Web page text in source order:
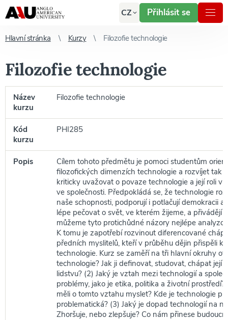
CZ Přihlásit se
Hlavní stránka Kurzy Filozofie technologie
Filozofie technologie
Název
kurzu
Filozofie technologie
Kód
kurzu
PHI285
Popis
Cílem tohoto předmětu je pomoci studentům
filozofických dimenzích technologie a rozvíjet tak
kriticky uvažovat o povaze technologie a její roli v
ve společnosti. Předpokládá se, že technologie
naše schopnosti, podporují i potlačují demokracii a
lépe pečovat o svět, ve kterém žijeme, a přivádějí
můžeme tyto protichůdné názory nejlépe
K tomu je zapotřebí rozvinout diferencované
předních myslitelů, kteří v průběhu dějin přispěli k
technologie. Kurz se zaměří na tři hlavní okruhy
technologie? Jak ji definovat, studovat, chápat její
lidstvu? (2) Jaký je vztah mezi technologií a
problémy, jako je etika, politika a životní prostředí?
měli o tomto vztahu myslet? Kde je technologie
problematická? (3) Jaký je dopad technologií na
Zhoršuje, nebo zlepšuje? Co nám přinese